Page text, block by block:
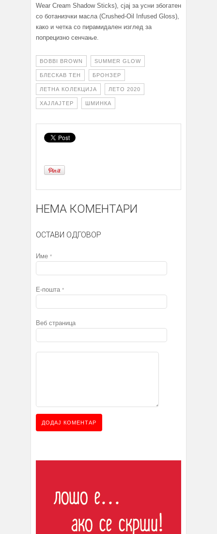
Wear Cream Shadow Sticks), сјај за усни збогатен
со ботанизчки масла (Crushed-Oil Infused Gloss),
како и четка со пирамидален изглед за
попрецизно сенчање.
BOBBI BROWN SUMMER GLOW
БЛЕСКАВ ТЕН БРОНЗЕР
ЛЕТНА КОЛЕКЦИЈА ЛЕТО 2020
ХАЈЛАЈТЕР ШМИНКА
НЕМА КОМЕНТАРИ
ОСТАВИ ОДГОВОР
Име *
Е-пошта *
Веб страница